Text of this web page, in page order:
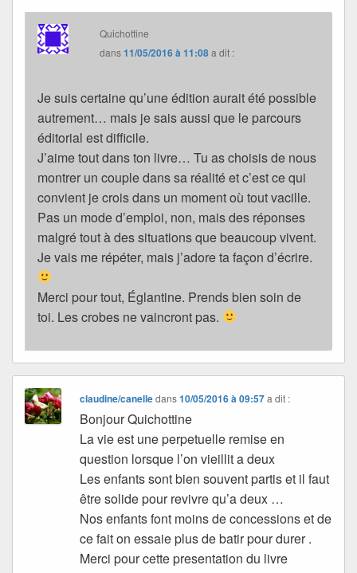
Quichottine
dans11/05/2016 à 11:08a dit :
Je suis certaine qu’une édition aurait été possible
autrement… mais je sais aussi que le parcours
éditorial est difficile.
J’aime tout dans ton livre… Tu as choisis de nous
montrer un couple dans sa réalité et c’est ce qui
convient je crois dans un moment où tout vacille.
Pas un mode d’emploi, non, mais des réponses
malgré tout à des situations que beaucoup vivent.
Je vais me répéter, mais j’adore ta façon d’écrire.
Merci pour tout, Églantine. Prends bien soin de
toi. Les crobes ne vaincront pas.
claudine/canelledans10/05/2016 à 09:57 a dit :
Bonjour Quichottine
La vie est une perpetuelle remise en
question lorsque l’on vieillit a deux
Les enfants sont bien souvent partis et il faut
être solide pour revivre qu’a deux …
Nos enfants font moins de concessions et de
ce fait on essaie plus de batir pour durer .
Merci pour cette presentation du livre